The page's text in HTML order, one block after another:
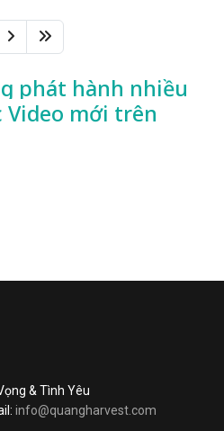
phát hành nhiều
Video mới trên
& Tình Yêu
info@quangharvest.com